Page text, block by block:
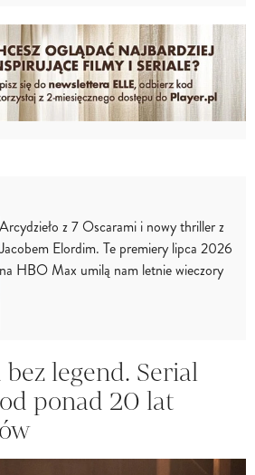
Arcydzieło z 7 Oscarami i nowy thriller z
Jacobem Elordim. Te premiery lipca 2026
na HBO Max umilą nam letnie wieczory
legend. Serial
ponad 20 lat